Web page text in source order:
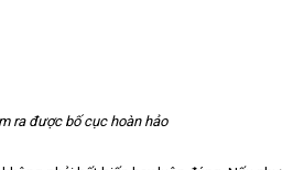
ra được bố cục hoàn hảo